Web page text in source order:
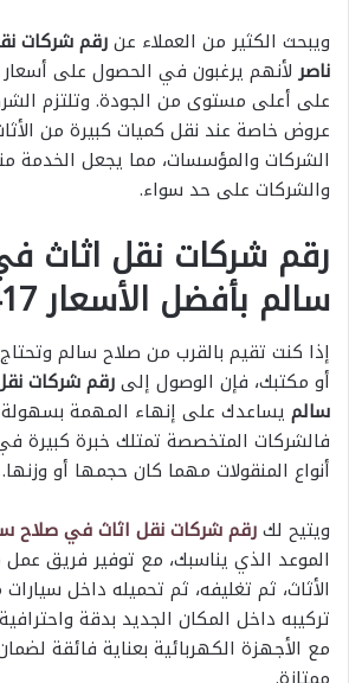
ويبحث الكثير من العملاء عنرقم شركات
ناصر لأنهم يرغبون في الحصول على
على أعلى مستوى من الجودة. وتلتزم
عروض خاصة عند نقل كميات كبيرة من
الشركات والمؤسسات، مما يجعل الخدمة
والشركات على حد سواء.
رقم شركات نقل اثاث
سالم بأفضل الأسعار 01009345417
إذا كنت تقيم بالقرب من صلاح سالم
أو مكتبك، فإن الوصول إلىرقم شركات
سالم يساعدك على إنهاء المهمة بسهولة
فالشركات المتخصصة تمتلك خبرة كبيرة
أنواع المنقولات مهما كان حجمها أو وزنها.
ويتيح لكرقم شركات نقل اثاث في صلاح
الموعد الذي يناسبك، مع توفير فريق
الأثاث، ثم تغليفه، ثم تحميله داخل
تركيبه داخل المكان الجديد بدقة
مع الأجهزة الكهربائية بعناية فائقة